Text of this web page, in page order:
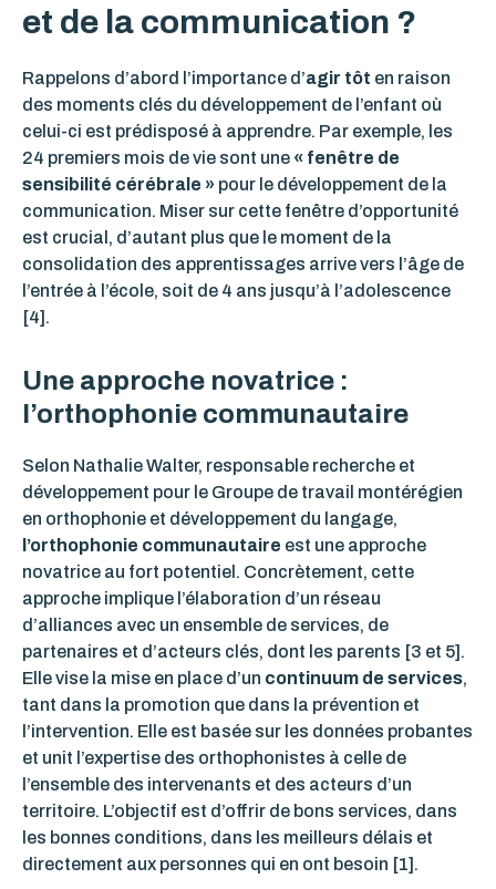
et de la communication ?
Rappelons d’abord l’importance d’agir tôt en raison
des moments clés du développement de l’enfant où
celui-ci est prédisposé à apprendre. Par exemple, les
24 premiers mois de vie sont une « fenêtre de
sensibilité cérébrale » pour le développement de la
communication. Miser sur cette fenêtre d’opportunité
est crucial, d’autant plus que le moment de la
consolidation des apprentissages arrive vers l’âge de
l’entrée à l’école, soit de 4 ans jusqu’à l’adolescence
[4].
Une approche novatrice :
l’orthophonie communautaire
Selon Nathalie Walter, responsable recherche et
développement pour le Groupe de travail montérégien
en orthophonie et développement du langage,
l’orthophonie communautaire est une approche
novatrice au fort potentiel. Concrètement, cette
approche implique l’élaboration d’un réseau
d’alliances avec un ensemble de services, de
partenaires et d’acteurs clés, dont les parents [3 et 5] .
Elle vise la mise en place d’un continuum de services,
tant dans la promotion que dans la prévention et
l’intervention. Elle est basée sur les données probantes
et unit l’expertise des orthophonistes à celle de
l’ensemble des intervenants et des acteurs d’un
territoire. L’objectif est d’offrir de bons services, dans
les bonnes conditions, dans les meilleurs délais et
directement aux personnes qui en ont besoin [1] .